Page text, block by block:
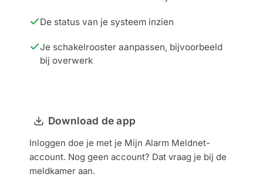
De status van je systeem inzien
Je schakelrooster aanpassen, bijvoorbeeld
bij overwerk
Download de app
Inloggen doe je met je Mijn Alarm Meldnet-
account. Nog geen account? Dat vraag je bij de
meldkamer aan.